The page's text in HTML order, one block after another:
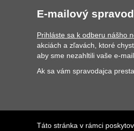
Táto stránka v rámci
E-mailový
Prihláste sa k odberu nášho
akciách a zľavách, ktoré
aby sme nezahltili vaše e-
Ak sa vám spravodajca
© 2026 Steel-Edge.sk beží